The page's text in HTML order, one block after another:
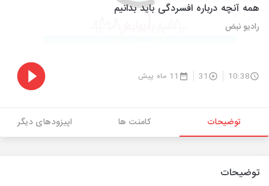
همه آنچه درباره افسردگی باید بدانیم
رادیو نبض
10:38
31 11 ماه پیش
توضیحات کامنت ها اپیزودهای دیگر
توضیحات